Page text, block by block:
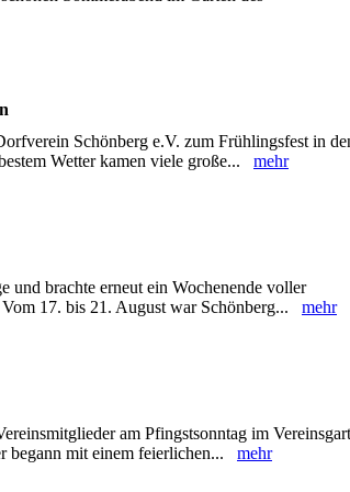
Schönberg e.V. zum Frühlingsfest in
Wetter kamen viele große... mehr
und brachte erneut ein Wochenende voller
17. bis 21. August war Schönberg... mehr
am Pfingstsonntag im
begann mit einem feierlichen... mehr